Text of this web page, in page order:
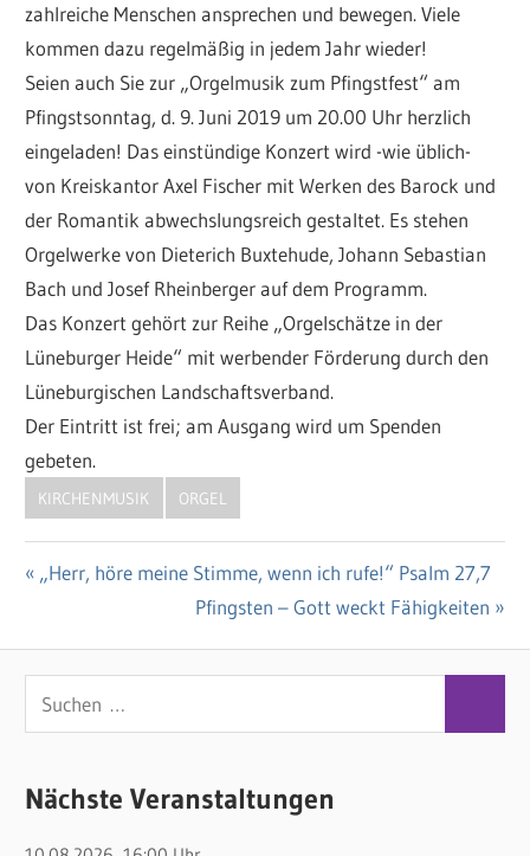
zahlreiche Menschen ansprechen und bewegen. Viele
kommen dazu regelmäßig in jedem Jahr wieder!
Seien auch Sie zur „Orgelmusik zum Pfingstfest“ am
Pfingstsonntag, d. 9. Juni 2019 um 20.00 Uhr herzlich
eingeladen! Das einstündige Konzert wird -wie üblich-
von Kreiskantor Axel Fischer mit Werken des Barock und
der Romantik abwechslungsreich gestaltet. Es stehen
Orgelwerke von Dieterich Buxtehude, Johann Sebastian
Bach und Josef Rheinberger auf dem Programm.
Das Konzert gehört zur Reihe „Orgelschätze in der
Lüneburger Heide“ mit werbender Förderung durch den
Lüneburgischen Landschaftsverband.
Der Eintritt ist frei; am Ausgang wird um Spenden
gebeten.
KIRCHENMUSIK ORGEL
Beitragsnavigation
Vorheriger
„Herr, höre meine Stimme, wenn ich rufe!“ Psalm 27,7
Nächster
Pfingsten – Gott weckt Fähigkeiten
u
h
Nächste Veranstaltungen